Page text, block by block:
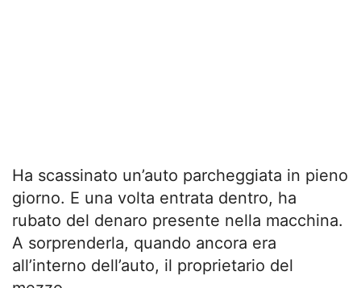
Ha scassinato un’auto parcheggiata in pieno
giorno. E una volta entrata dentro, ha
rubato del denaro presente nella macchina.
A sorprenderla, quando ancora era
all’interno dell’auto, il proprietario del